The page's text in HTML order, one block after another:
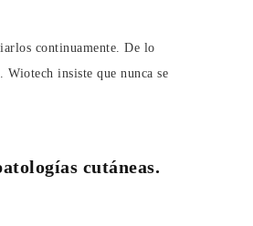
continuamente. De lo
insiste que nunca se
cutáneas.